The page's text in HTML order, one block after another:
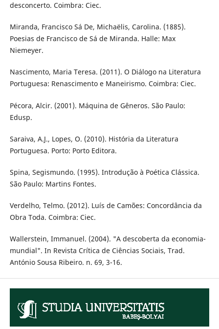
desconcerto. Coimbra: Ciec.
Miranda, Francisco Sá De, Michaëlis, Carolina. (1885).
Poesias de Francisco de Sá de Miranda. Halle: Max
Niemeyer.
Nascimento, Maria Teresa. (2011). O Diálogo na Literatura
Portuguesa: Renascimento e Maneirismo. Coimbra: Ciec.
Pécora, Alcir. (2001). Máquina de Gêneros. São Paulo:
Edusp.
Saraiva, A.J., Lopes, O. (2010). História da Literatura
Portuguesa. Porto: Porto Editora.
Spina, Segismundo. (1995). Introdução à Poética Clássica.
São Paulo: Martins Fontes.
Verdelho, Telmo. (2012). Luís de Camões: Concordância da
Obra Toda. Coimbra: Ciec.
Wallerstein, Immanuel. (2004). "A descoberta da economia-
mundial". In Revista Crítica de Ciências Sociais, Trad.
António Sousa Ribeiro. n. 69, 3-16.